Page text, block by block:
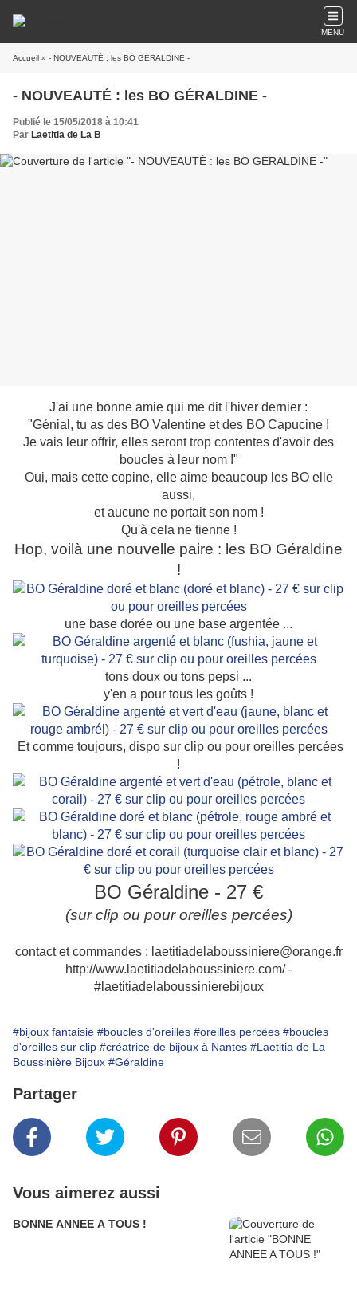
MENU
Accueil » - NOUVEAUTÉ : les BO GÉRALDINE -
- NOUVEAUTÉ : les BO GÉRALDINE -
Publié le 15/05/2018 à 10:41
Par Laetitia de La B
J'ai une bonne amie qui me dit l'hiver dernier :
"Génial, tu as des BO Valentine et des BO Capucine !
Je vais leur offrir, elles seront trop contentes d'avoir des
boucles à leur nom !"
Oui, mais cette copine, elle aime beaucoup les BO elle
aussi,
et aucune ne portait son nom !
Qu'à cela ne tienne !
Hop, voilà une nouvelle paire : les BO Géraldine
!
une base dorée ou une base argentée ...
tons doux ou tons pepsi ...
y'en a pour tous les goûts !
Et comme toujours, dispo sur clip ou pour oreilles percées
!
BO Géraldine - 27 €
(sur clip ou pour oreilles percées)
contact et commandes : laetitiadelaboussiniere@orange.fr
http://www.laetitiadelaboussiniere.com/ -
#laetitiadelaboussinierebijoux
#bijoux fantaisie #boucles d'oreilles #oreilles percées #boucles
d'oreilles sur clip #créatrice de bijoux à Nantes #Laetitia de La
Boussinière Bijoux #Géraldine
Partager
Vous aimerez aussi
BONNE ANNEE A TOUS !